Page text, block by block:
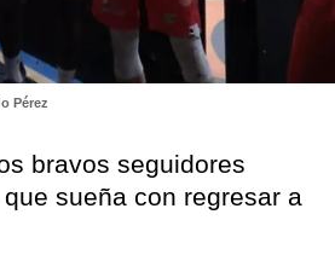
Pérez
bravos seguidores
sueña con regresar a